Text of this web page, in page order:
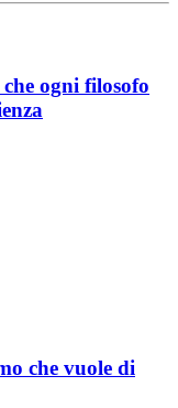
che ogni filosofo
che vuole di